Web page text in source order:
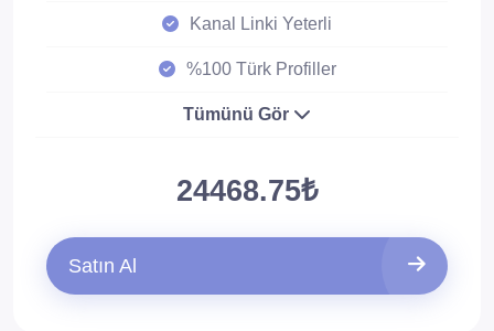
Kanal Linki Yeterli
%100 Türk Profiller
Tümünü Gör
24468.75₺
Satın Al